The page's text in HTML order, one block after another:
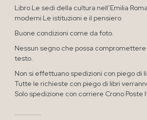
Libro Le sedi della cultura nell’Emilia
moderni Le istituzioni e il pensiero
Buone condizioni come da foto.
Nessun segno che possa
testo.
Non si effettuano spedizioni con piego di
Tutte le richieste con piego di libri
Solo spedizione con corriere Crono Poste